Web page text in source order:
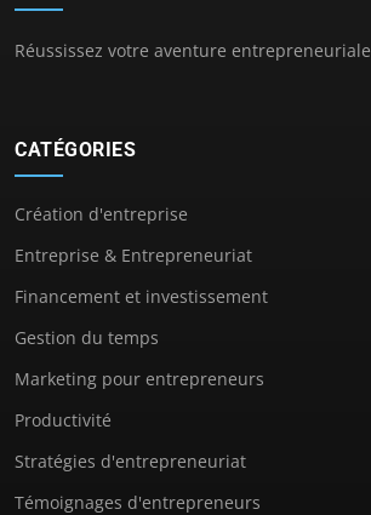
Réussissez votre aventure entrepreneuriale
CATÉGORIES
Création d'entreprise
Entreprise & Entrepreneuriat
Financement et investissement
Gestion du temps
Marketing pour entrepreneurs
Productivité
Stratégies d'entrepreneuriat
Témoignages d'entrepreneurs